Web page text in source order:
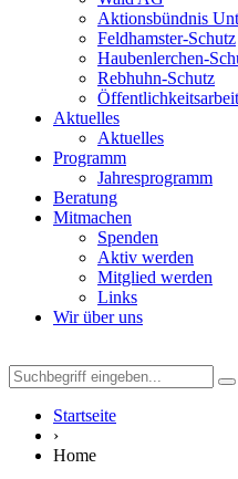
Aktionsbündnis
Feldhamster-Schutz
Haubenlerchen-
Rebhuhn-Schutz
Öffentlichkeitsarbeit
Aktuelles
Aktuelles
Programm
Jahresprogramm
Beratung
Mitmachen
Spenden
Aktiv werden
Mitglied werden
Links
Wir über uns
Startseite
›
Home